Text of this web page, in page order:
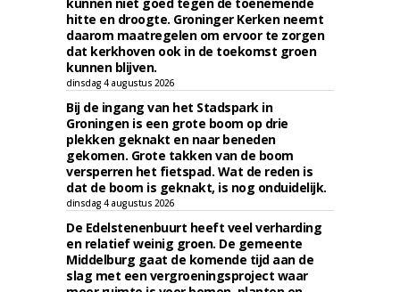
hitte en droogte. Groninger Kerken neemt
daarom maatregelen om ervoor te zorgen
dat kerkhoven ook in de toekomst groen
kunnen blijven.
dinsdag 4 augustus 2026
Bij de ingang van het Stadspark in
Groningen is een grote boom op drie
plekken geknakt en naar beneden
gekomen. Grote takken van de boom
versperren het fietspad. Wat de reden is
dat de boom is geknakt, is nog onduidelijk.
dinsdag 4 augustus 2026
De Edelstenenbuurt heeft veel verharding
en relatief weinig groen. De gemeente
Middelburg gaat de komende tijd aan de
slag met een vergroeningsproject waar